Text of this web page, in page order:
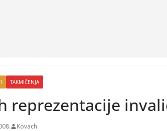
TAKMIČENJA
reprezentacije
Kovach